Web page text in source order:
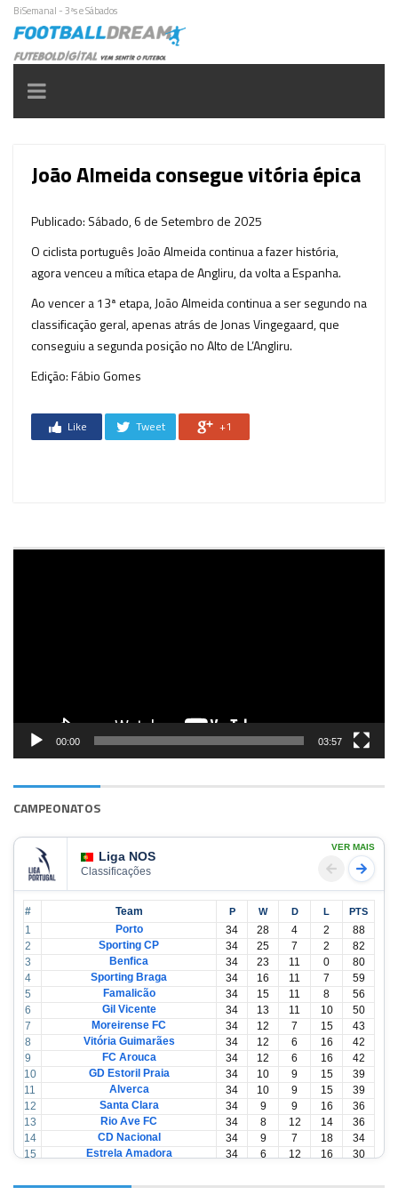
BiSemanal - 3ªs e Sábados
Toggle
navigation
João Almeida consegue vitória épica
Publicado: Sábado, 6 de Setembro de 2025
O ciclista português João Almeida continua a fazer história,
agora venceu a mítica etapa de Angliru, da volta a Espanha.
Ao vencer a 13ª etapa, João Almeida continua a ser segundo na
classificação geral, apenas atrás de Jonas Vingegaard, que
conseguiu a segunda posição no Alto de L’Angliru.
Edição: Fábio Gomes
Like Tweet +1
00:00 03:57
CAMPEONATOS
Liga NOS
Classificações
VER MAIS
# Team P W D L PTS
1 Porto 34 28 4 2
88
2
Sporting CP 34 25 7 2
82
3
Benfica 34 23 11 0
80
4
Sporting Braga 34 16 11 7
59
5
Famalicão 34 15 11 8
56
6
Gil Vicente 34 13 11 10
50
7
Moreirense FC 34 12 7 15
43
8
Vitória Guimarães 34 12 6 16
42
9
FC Arouca 34 12 6 16
42
10
GD Estoril Praia 34 10 9 15
39
11
Alverca 34 10 9 15
39
12
Santa Clara 34 9 9 16
36
13
Rio Ave FC 34 8 12 14
36
14
CD Nacional 34 9 7 18
34
15
Estrela Amadora 34 6 12 16
30
17
CD Tondela 34 6 10 18
28